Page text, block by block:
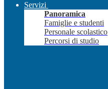
Servizi
Panoramica
Famiglie e studenti
Personale scolastico
Percorsi di studio